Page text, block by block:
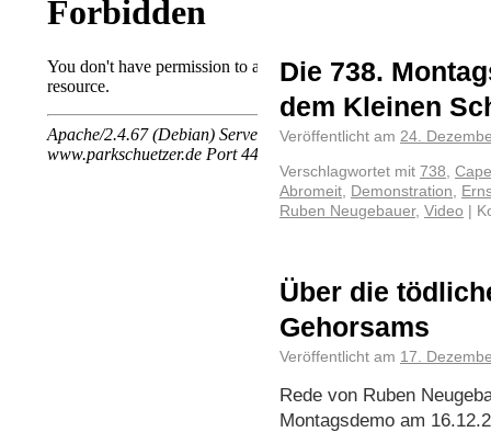
Die 738.
dem Kleinen
Veröffentlicht am 24.
Verschlagwortet mit 738,
Abromeit, Demonstration,
Ruben Neugebauer, Video
Über die
Gehorsams
Veröffentlicht am 17.
Rede von Ruben
Montagsdemo am